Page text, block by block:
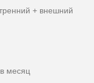
+ внешний
месяц